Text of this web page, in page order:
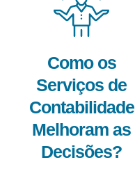
Como os
Serviços de
Contabilidade
Melhoram as
Decisões?